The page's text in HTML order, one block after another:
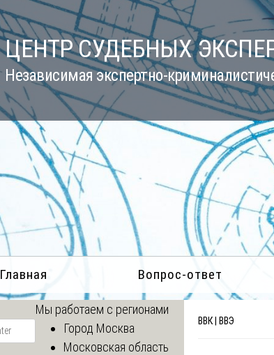
ЦЕНТР СУДЕБНЫХ
Независимая экспертно-
Главная Вопрос-ответ
ВВК | ВВЭ
Мы работаем с регионами
Город Москва
Московская область